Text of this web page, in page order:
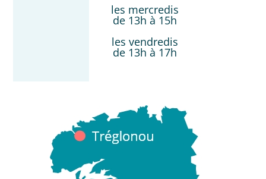
les mercredis
de 13h à 15h
les vendredis
de 13h à 17h